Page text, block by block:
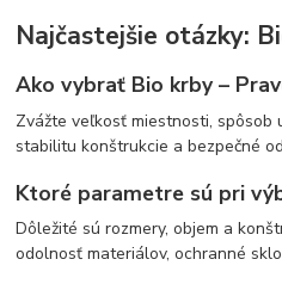
Najčastejšie otázky:
Ako vybrať Bio krby –
Zvážte veľkosť miestnosti, spôsob
stabilitu konštrukcie a bezpečné
Ktoré parametre sú pri
Dôležité sú rozmery, objem a
odolnosť materiálov, ochranné